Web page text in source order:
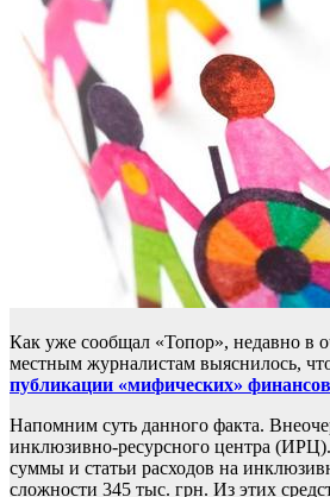
Как уже сообщал «Топор», недавно в
местным журналистам выяснилось,
публикации «мифических»
Напомним суть данного факта.
инклюзивно-ресурсного центра
суммы и статьи расходов на
сложности 345 тыс. грн. Из этих